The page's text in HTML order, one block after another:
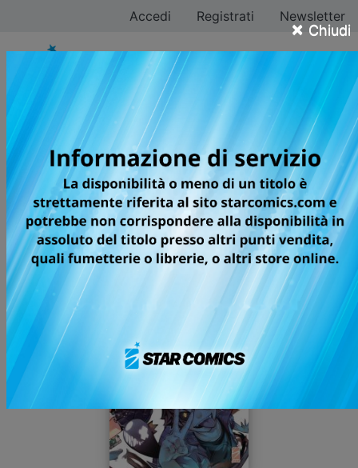
× Chiudi
Accedi Registrati Newsletter
Marika Herzog
Tutti i fumetti